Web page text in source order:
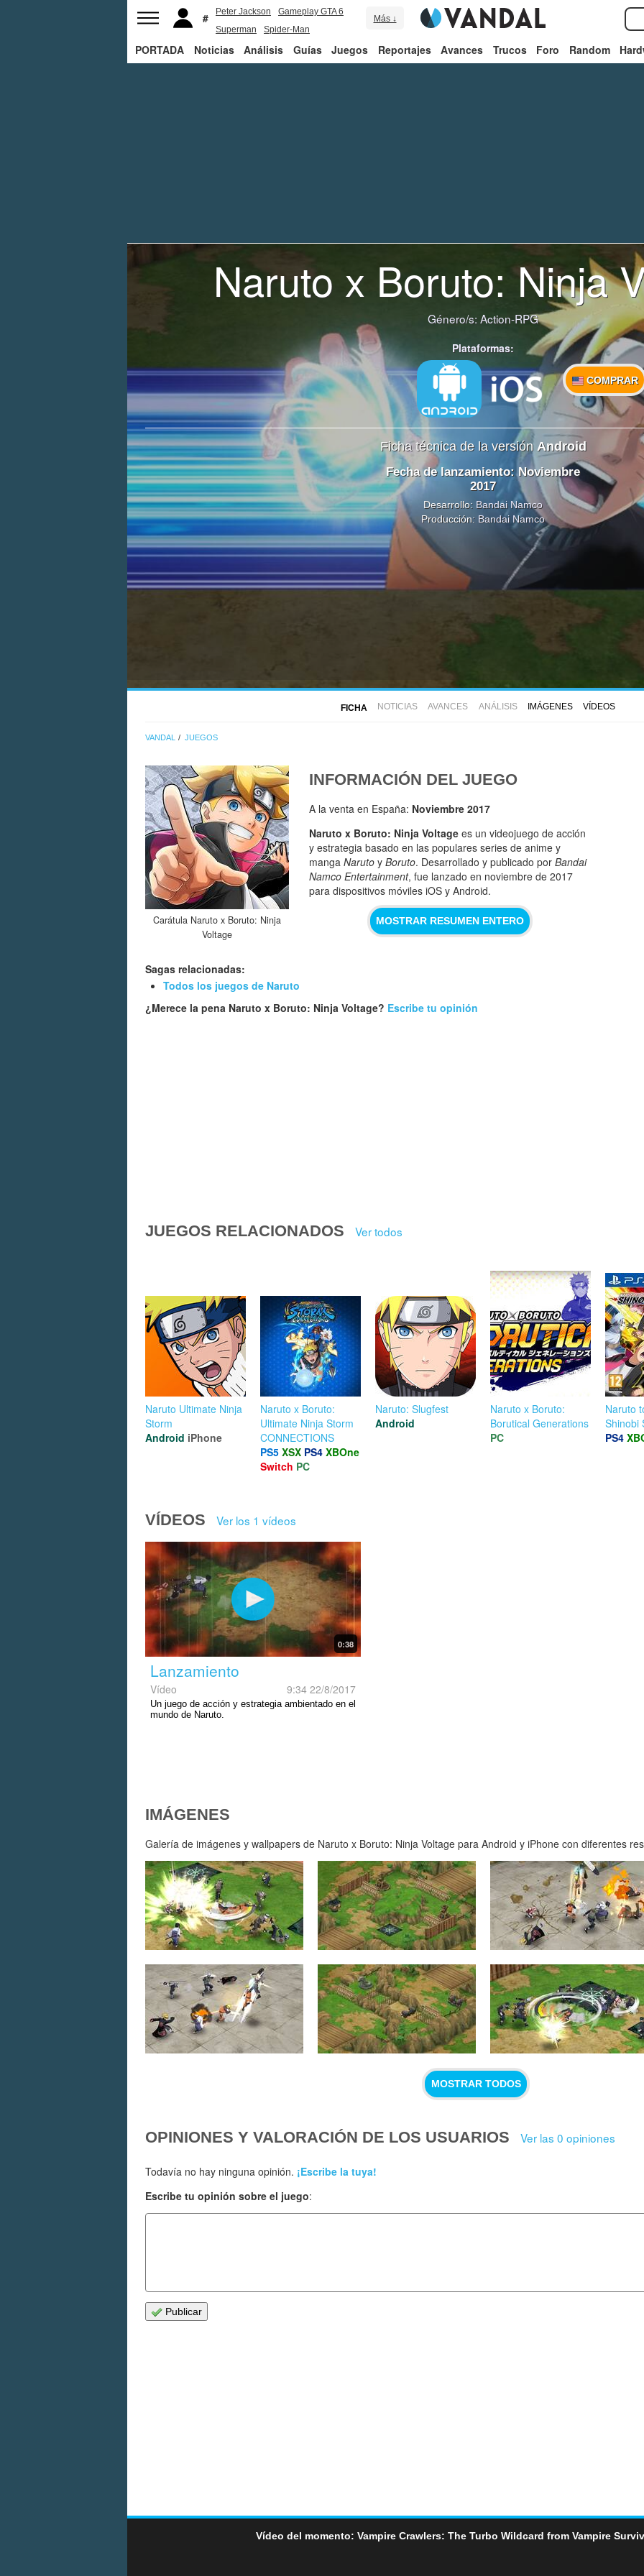
Peter Jackson
Gameplay GTA 6
Superman
Spider-Man
Más ↓
PORTADA Noticias Análisis Guías Juegos Reportajes Avances Trucos Foro Random
Naruto x Boruto: Ninja
Género/s: Action-RPG
Plataformas:
COMPRAR
Ficha técnica de la versión Android
Fecha de lanzamiento: Noviembre
2017
Desarrollo: Bandai Namco
Producción: Bandai Namco
FICHA NOTICIAS AVANCES ANÁLISIS IMÁGENES VÍDEOS
VANDAL JUEGOS
Carátula Naruto x Boruto: Ninja
Voltage
INFORMACIÓN DEL JUEGO
A la venta en España: Noviembre 2017
Naruto x Boruto: Ninja Voltage es un videojuego de acción
y estrategia basado en las populares series de anime y
manga Naruto y Boruto. Desarrollado y publicado por Bandai
Namco Entertainment, fue lanzado en noviembre de 2017
para dispositivos móviles iOS y Android.
MOSTRAR RESUMEN ENTERO
Sagas relacionadas:
Todos los juegos de Naruto
¿Merece la pena Naruto x Boruto: Ninja Voltage? Escribe tu opinión
JUEGOS RELACIONADOS Ver todos
Naruto Ultimate Ninja
Storm
Android iPhone
Naruto x Boruto:
Ultimate Ninja Storm
CONNECTIONS
PS5 XSX PS4 XBOne
Switch PC
Naruto: Slugfest
Android
Naruto x Boruto:
Borutical Generations
PC
Naruto
Shinobi
PS4
VÍDEOS Ver los 1 vídeos
0:38
Lanzamiento
Vídeo 9:34 22/8/2017
Un juego de acción y estrategia ambientado en el
mundo de Naruto.
IMÁGENES
Galería de imágenes y wallpapers de Naruto x Boruto: Ninja Voltage para Android y iPhone con diferentes
MOSTRAR TODOS
OPINIONES Y VALORACIÓN DE LOS USUARIOS Ver las 0 opiniones
Todavía no hay ninguna opinión. ¡Escribe la tuya!
Escribe tu opinión sobre el juego:
Publicar
Vídeo del momento: Vampire Crawlers: The Turbo Wildcard from Vampire